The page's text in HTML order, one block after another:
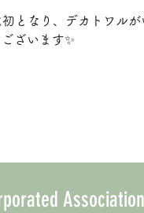
となり、デカトワル
ざいます✨
Association